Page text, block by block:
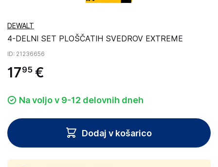
DEWALT
4-DELNI SET PLOŠČATIH SVEDROV EXTREME
ID: 21236656
1795 €
Na voljo v 9-12 delovnih dneh
Dodaj v košarico